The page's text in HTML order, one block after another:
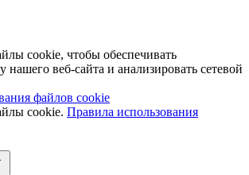
cookie, чтобы обеспечивать
нашего веб-сайта и анализировать сетевой
файлов cookie
cookie. Правила использования